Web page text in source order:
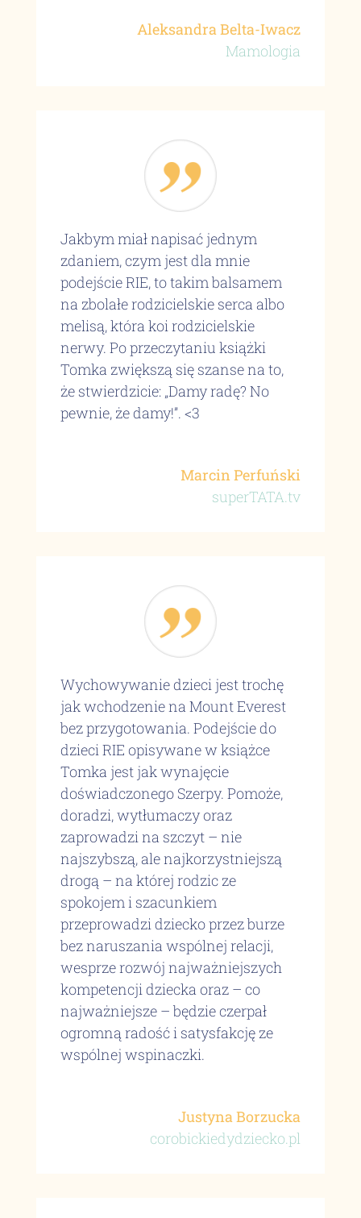
Aleksandra Belta-Iwacz
Mamologia
Jakbym miał napisać jednym
zdaniem, czym jest dla mnie
podejście RIE, to takim balsamem
na zbolałe rodzicielskie serca albo
melisą, która koi rodzicielskie
nerwy. Po przeczytaniu książki
Tomka zwiększą się szanse na to,
że stwierdzicie: „Damy radę? No
pewnie, że damy!”. <3
Marcin Perfuński
superTATA.tv
Wychowywanie dzieci jest trochę
jak wchodzenie na Mount Everest
bez przygotowania. Podejście do
dzieci RIE opisywane w książce
Tomka jest jak wynajęcie
doświadczonego Szerpy. Pomoże,
doradzi, wytłumaczy oraz
zaprowadzi na szczyt – nie
najszybszą, ale najkorzystniejszą
drogą – na której rodzic ze
spokojem i szacunkiem
przeprowadzi dziecko przez burze
bez naruszania wspólnej relacji,
wesprze rozwój najważniejszych
kompetencji dziecka oraz – co
najważniejsze – będzie czerpał
ogromną radość i satysfakcję ze
wspólnej wspinaczki.
Justyna Borzucka
corobickiedydziecko.pl